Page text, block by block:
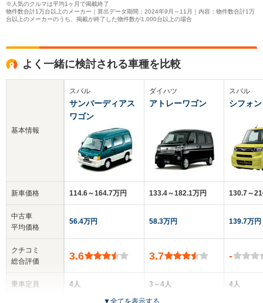
※人気のクルマは平均1ヶ月で掲載終了
物件数合計1万台以上のメーカー｜算出データ期間：2024年9月～11月｜内容：物件数合計1万
台以上のメーカーのうち、掲載が終了した物件数が1,000台以上の場合
よく一緒に検討される車種を比較
基本情報
新車価格
中古車
平均価格
クチコミ
総合評価
乗車定員
スバル
サンバーディアス
ワゴン
114.6～164.7万円
56.4万円
3.6
4人
ダイハツ
アトレーワゴン
133.4～182.1万円
58.3万円
3.7
3～4人
スバル
シフォン
130.7～
139.7万円
-
4人